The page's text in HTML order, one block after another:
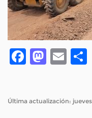
Última actualización: